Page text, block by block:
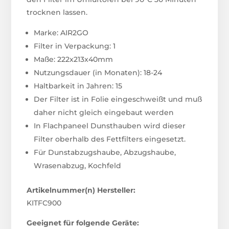
trocknen lassen.
Marke: AIR2GO
Filter in Verpackung: 1
Maße: 222x213x40mm
Nutzungsdauer (in Monaten): 18-24
Haltbarkeit in Jahren: 15
Der Filter ist in Folie eingeschweißt und muß
daher nicht gleich eingebaut werden
In Flachpaneel Dunsthauben wird dieser
Filter oberhalb des Fettfilters eingesetzt.
Für Dunstabzugshaube, Abzugshaube,
Wrasenabzug, Kochfeld
Artikelnummer(n) Hersteller:
KITFC900
Geeignet für folgende Geräte: